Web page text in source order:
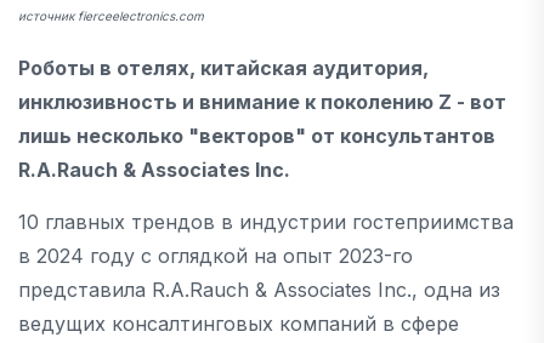
источник fierceelectronics.com
Роботы в отелях, китайская аудитория,
инклюзивность и внимание к поколению Z - вот
лишь несколько "векторов" от консультантов
R.A.Rauch & Associates Inc.
10 главных трендов в индустрии гостеприимства
в 2024 году с оглядкой на опыт 2023-го
представила R.A.Rauch & Associates Inc., одна из
ведущих консалтинговых компаний в сфере